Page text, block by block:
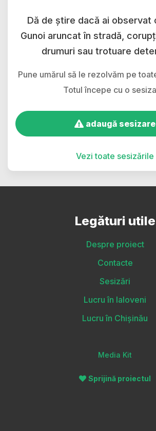
Dă de știre dacă ai observat
Gunoi aruncat în stradă,
drumuri sau trotuare
Pune umărul să le rezolvăm pe
Totul începe cu o
adaugă sesizare
Vezi toate sesizările
Legături utile
Despre proiect
Contacte
Sesizări
Lucru în Ialoveni
Lucru în Chișinău
Media Kit
Sprijină proiectul